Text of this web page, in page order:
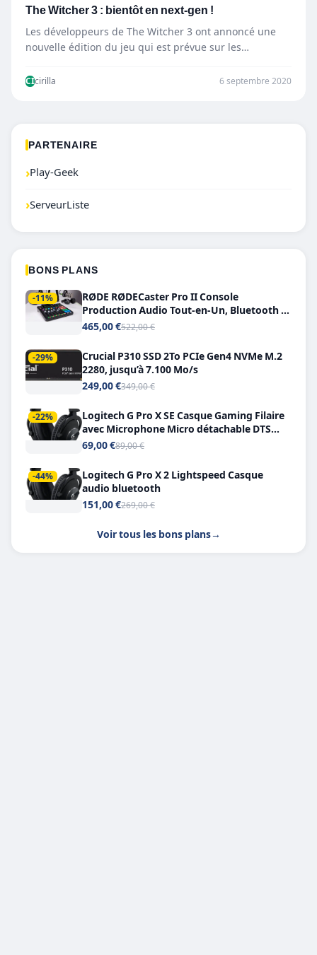
The Witcher 3 : bientôt en next-gen !
Les développeurs de The Witcher 3 ont annoncé une
nouvelle édition du jeu qui est prévue sur les…
CIcirilla 6 septembre 2020
PARTENAIRE
›Play-Geek
›ServeurListe
BONS PLANS
-11%
RØDE RØDECaster Pro II Console
Production Audio Tout-en-Un, Bluetooth et
Double USB-C
465,00 €522,00 €
-29%
Crucial P310 SSD 2To PCIe Gen4 NVMe M.2
2280, jusqu’à 7.100 Mo/s
249,00 €349,00 €
-22%
Logitech G Pro X SE Casque Gaming Filaire
avec Microphone Micro détachable DTS
Headphone X 7.1
69,00 €89,00 €
-44%
Logitech G Pro X 2 Lightspeed Casque
audio bluetooth
151,00 €269,00 €
Voir tous les bons plans→